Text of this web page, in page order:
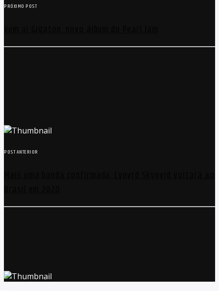
PRÓXIMO POST
POST ANTERIOR